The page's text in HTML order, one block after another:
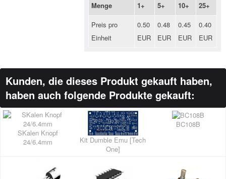
Menge 1+ 5+ 10+
25+
Preis pro
Einheit
0.50
EUR
0.48
EUR
0.45
EUR
0.40
EUR
Kunden, die dieses Produkt gekauft haben,
haben auch folgende Produkte gekauft:
SKalen Knopf
24/6.4mm
Kit Dumble Emu [Tech
One]
BC108B